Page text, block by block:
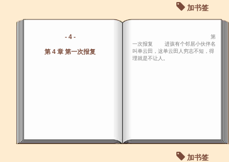
加书签
- 4 -
第 4 章 第一次报复
第
一次报复 进孩有个邻居小伙伴名
叫单云田，这单云田人穷志不短，得
理就是不让人。
加书签